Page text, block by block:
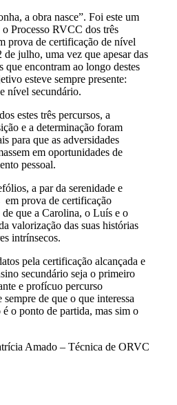
a obra nasce”. Foi este um
Processo RVCC dos três
prova de certificação de nível
julho, uma vez que apesar das
que encontram ao longo destes
esteve sempre presente:
nível secundário.
estes três percursos, a
e a determinação foram
para que as adversidades
em oportunidades de
pessoal.
a par da serenidade e
em prova de certificação
que a Carolina, o Luís e o
valorização das suas histórias
intrínsecos.
pela certificação alcançada e
secundário seja o primeiro
e profícuo percurso
de que o que interessa
o ponto de partida, mas sim o
Amado – Técnica de ORVC